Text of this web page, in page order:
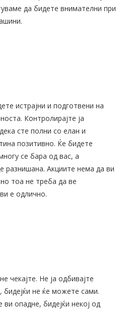
да бидете внимателни при
истрајни и подготвени на
Контролирајте ја
сте полни со елан и
позитивно. Ќе бидете
се бара од вас, а
разнишана. Акциите нема да ви
тоа не треба да ве
е одлично.
чекајте. Не ја одбивајте
бидејќи не ќе можете сами.
опадне, бидејќи некој од